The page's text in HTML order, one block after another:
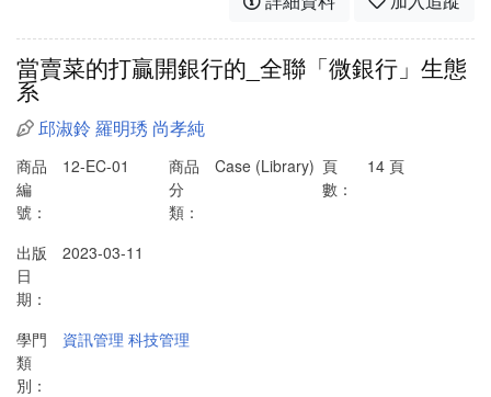
當賣菜的打贏開銀行的_全聯「微銀行」生態
系
邱淑鈴羅明琇 尚孝純
商品
編
號：
12-EC-01
商品
分
類：
Case (Library) 頁
數：
14 頁
出版
日
期：
2023-03-11
學門
類
別：
資訊管理 科技管理